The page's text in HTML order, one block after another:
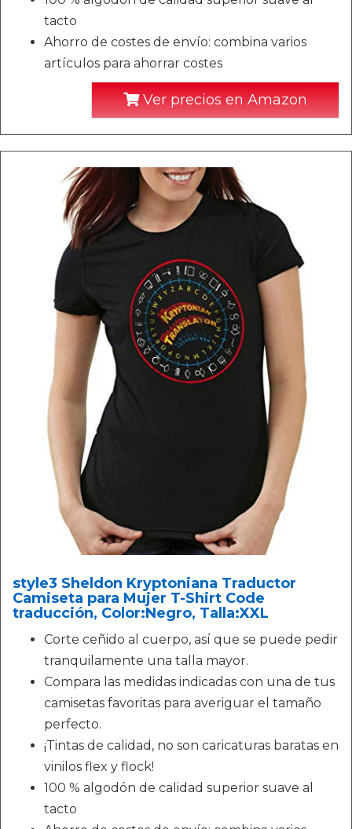
tacto
Ahorro de costes de envío: combina varios
artículos para ahorrar costes
Ver precios en Amazon
style3 Sheldon Kryptoniana Traductor
Camiseta para Mujer T-Shirt Code
traducción, Color:Negro, Talla:XXL
Corte ceñido al cuerpo, así que se puede pedir
tranquilamente una talla mayor.
Compara las medidas indicadas con una de tus
camisetas favoritas para averiguar el tamaño
perfecto.
¡Tintas de calidad, no son caricaturas baratas en
vinilos flex y flock!
100 % algodón de calidad superior suave al
tacto